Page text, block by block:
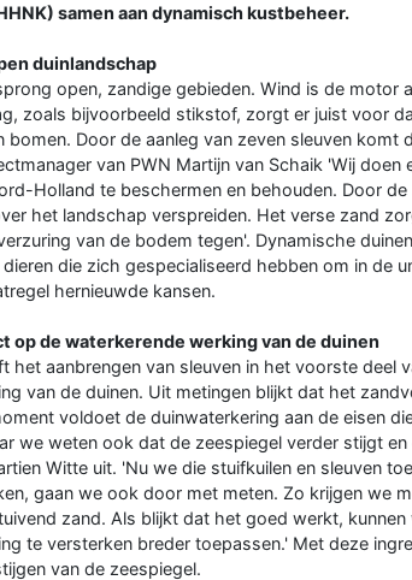
samen aan dynamisch kustbeheer.
duinlandschap
open, zandige gebieden. Wind is de motor
zoals bijvoorbeeld stikstof, zorgt er juist voor
bomen. Door de aanleg van zeven sleuven komt
van PWN Martijn van Schaik 'Wij doen
Holland te beschermen en behouden. Door
het landschap verspreiden. Het verse zand
van de bodem tegen'. Dynamische
dieren die zich gespecialiseerd hebben om in de
hernieuwde kansen.
op de waterkerende werking van de duinen
het aanbrengen van sleuven in het voorste deel
van de duinen. Uit metingen blijkt dat het
voldoet de duinwaterkering aan de eisen
we weten ook dat de zeespiegel verder stijgt en
Witte uit. 'Nu we die stuifkuilen en sleuven
gaan we ook door met meten. Zo krijgen we
zand. Als blijkt dat het goed werkt,
te versterken breder toepassen.' Met deze
van de zeespiegel.